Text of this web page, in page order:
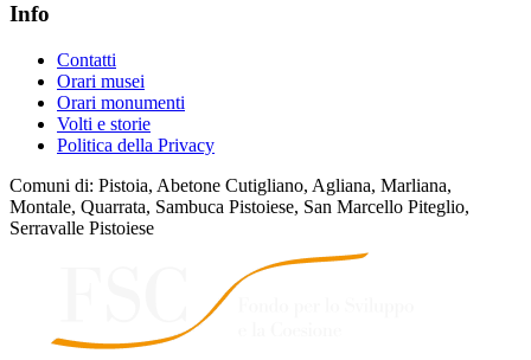
Info
Contatti
Orari musei
Orari monumenti
Volti e storie
Politica della Privacy
Comuni di: Pistoia, Abetone Cutigliano, Agliana, Marliana,
Montale, Quarrata, Sambuca Pistoiese, San Marcello Piteglio,
Serravalle Pistoiese